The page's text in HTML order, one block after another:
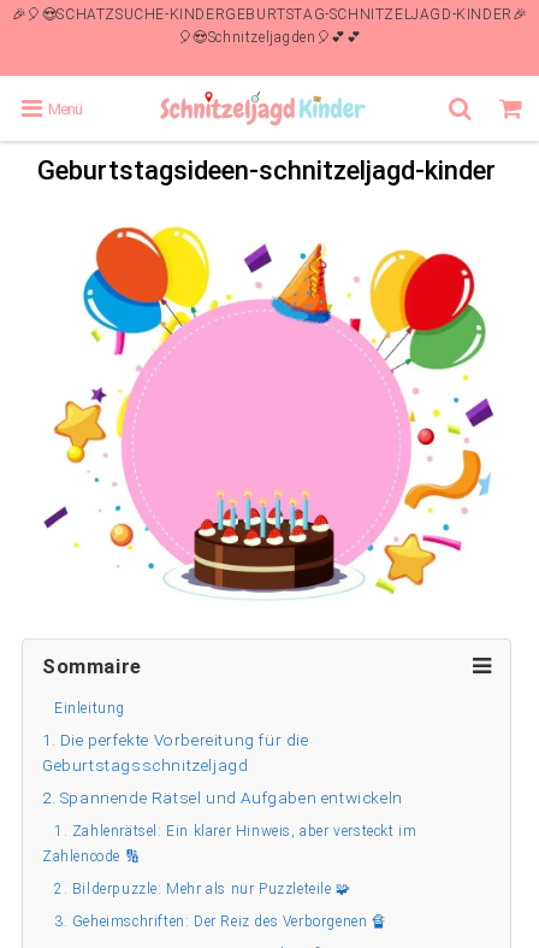
🎉🎈😍SCHATZSUCHE-KINDERGEBURTSTAG-SCHNITZELJAGD-KINDER🎉
🎈😍Schnitzeljagden🎈💕💕
Menü
Geburtstagsideen-schnitzeljagd-kinder
Sommaire
Einleitung
1. Die perfekte Vorbereitung für die
Geburtstagsschnitzeljagd
2. Spannende Rätsel und Aufgaben entwickeln
1. Zahlenrätsel: Ein klarer Hinweis, aber versteckt im
Zahlencode 🔢
2. Bilderpuzzle: Mehr als nur Puzzleteile 🧩
3. Geheimschriften: Der Reiz des Verborgenen 🔏